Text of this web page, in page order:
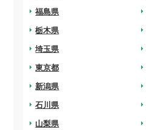
福島県
arrow_right arrow_right
栃木県
arrow_right arrow_right
埼玉県
arrow_right arrow_right
東京都
arrow_right arrow_right
新潟県
arrow_right arrow_right
石川県
arrow_right arrow_right
山梨県
arrow_right arrow_right